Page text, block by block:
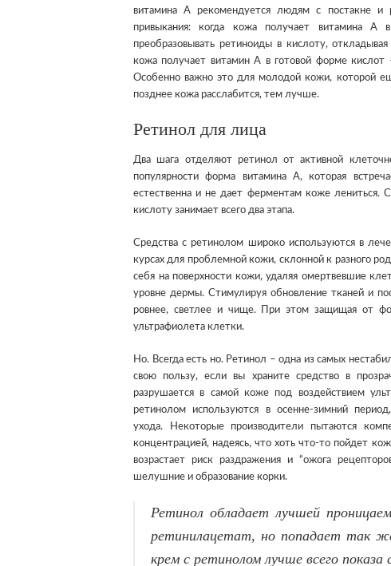
витамина А рекомендуется людям с постакне
привыкания: когда кожа получает витамина
преобразовывать ретиноиды в кислоту,
кожа получает витамин А в готовой форме кислот
Особенно важно это для молодой кожи, которой
позднее кожа расслабится, тем лучше.
Ретинол для лица
Два шага отделяют ретинол от активной
популярности форма витамина А, которая
естественна и не дает ферментам коже лениться.
кислоту занимает всего два этапа.
Средства с ретинолом широко используются в
курсах для проблемной кожи, склонной к разного
себя на поверхности кожи, удаляя омертвевшие
уровне дермы. Стимулируя обновление тканей и
ровнее, светлее и чище. При этом защищая от
ультрафиолета клетки.
Но. Всегда есть но. Ретинол – одна из самых
свою пользу, если вы храните средство в
разрушается в самой коже под воздействием
ретинолом используются в осенне-зимний
ухода. Некоторые производители пытаются
концентрацией, надеясь, что хоть что-то пойдет
возрастает риск раздражения и “ожога
шелушние и образование корки.
Ретинол обладает лучшей
ретинилацетат, но попадает так
крем с ретинолом лучше всего показа